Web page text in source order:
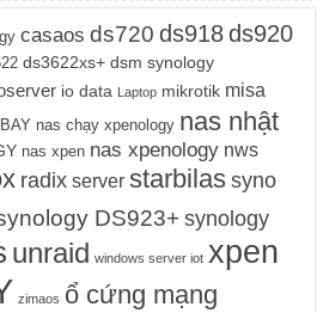
casaos ds720 ds918ds920
ds3622xs+ dsm synology
io data Laptop mikrotik misa
nas chạy xpenology nas nhật
nas xpen nas xpenology nws
radix server starbilas syno
DS923+ synology
unraid windows server iot xpen
zimaos ổ cứng mạng